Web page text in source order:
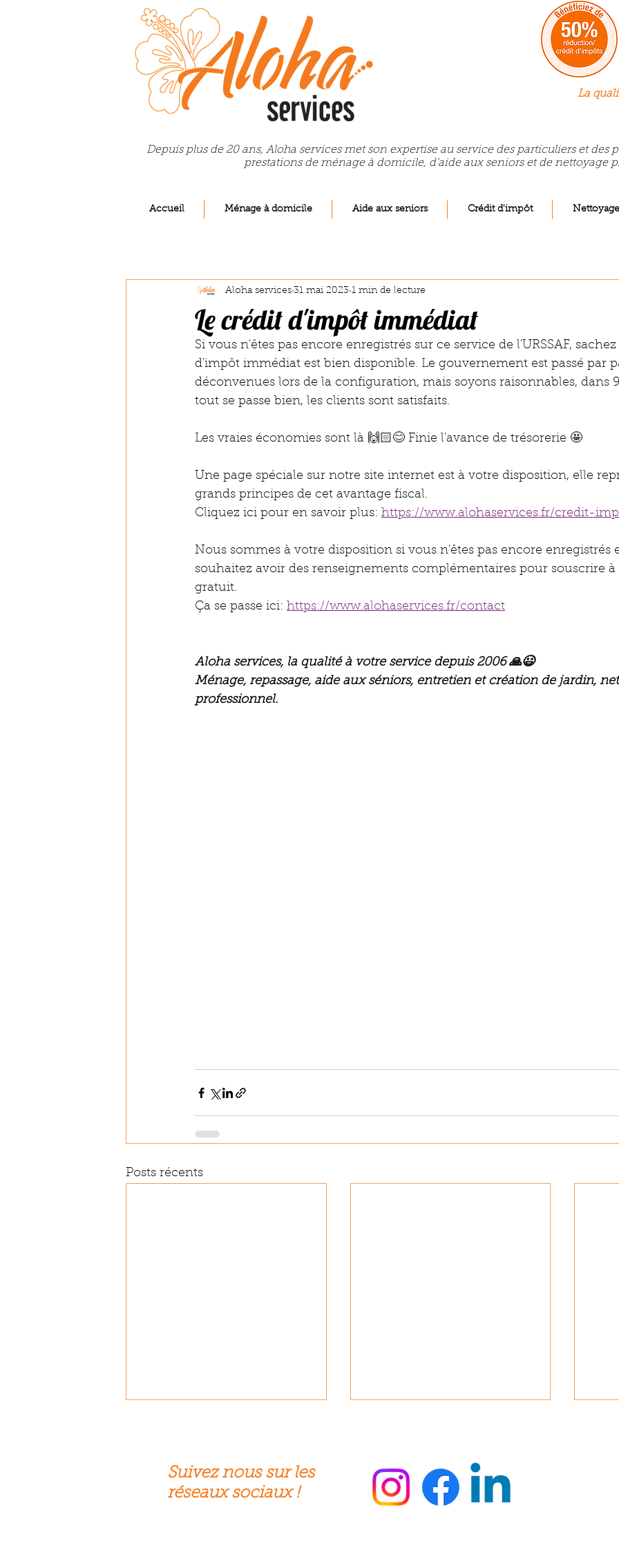
La
Depuis plus de 20 ans, Aloha services met son expertise au service des particuliers et des
prestations de ménage à domicile, d’aide aux seniors et de nettoyage
Accueil Ménage à domicile Aide aux seniors Crédit d'impôt
Le crédit d'impôt immédiat
Aloha services 31 mai 2023 1 min de lecture
Si vous n'êtes pas encore enregistrés sur ce service de l'URSSAF,
d'impôt immédiat est bien disponible. Le gouvernement est passé par
déconvenues lors de la configuration, mais soyons raisonnables, dans
tout se passe bien, les clients sont satisfaits.
Les vraies économies sont là 🙌🏻😊 Finie l'avance de trésorerie 🤩
Une page spéciale sur notre site internet est à votre disposition, elle
grands principes de cet avantage fiscal.
Cliquez ici pour en savoir plus: https://www.alohaservices.fr/credit-
Nous sommes à votre disposition si vous n'êtes pas encore enregistrés
souhaitez avoir des renseignements complémentaires pour souscrire à
gratuit.
Ça se passe ici: https://www.alohaservices.fr/contact
Aloha services, la qualité à votre service depuis 2006 🙏😃
Ménage, repassage, aide aux séniors, entretien et création de jardin,
professionnel.
Posts récents
Suivez nous sur les
réseaux sociaux !